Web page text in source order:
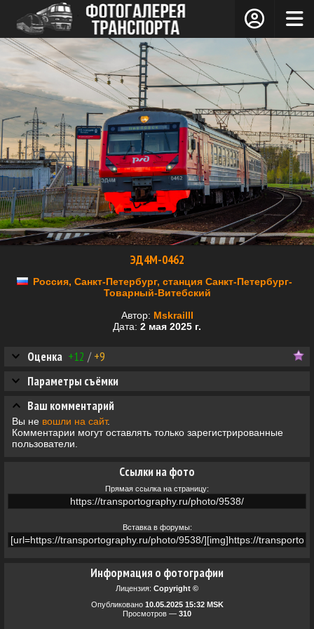
ЭД4М-0462
Россия, Санкт-Петербург, станция Санкт-Петербург-
Товарный-Витебский
Автор: Mskrailll
Дата: 2 мая 2025 г.
Информация о фотографии
Лицензия: Copyright ©
Опубликовано 10.05.2025 15:32 MSK
Просмотров — 310
Оценка +12 /+9
Ссылки на фото
Прямая ссылка на страницу:
Вставка в форумы:
Параметры съёмки
Ваш комментарий
Вы не вошли на сайт.
Комментарии могут оставлять только зарегистрированные
пользователи.